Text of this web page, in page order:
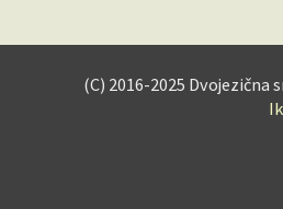
(C) 2016-2025